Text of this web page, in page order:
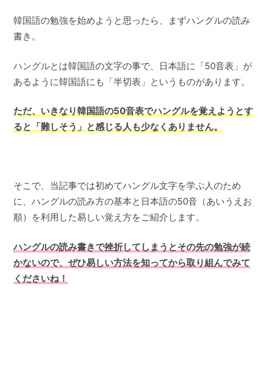
韓国語の勉強を始めようと思ったら、まずハングルの読み
書き。
ハングルとは韓国語の文字の事で、日本語に「50音表」が
あるように韓国語にも「半切表」というものがあります。
ただ、いきなり韓国語の50音表でハングルを覚えようとす
ると「難しそう」と感じる人も少なくありません。
そこで、当記事では初めてハングル文字を学ぶ人のため
に、ハングルの読み方の基本と日本語の50音（あいうえお
順）を利用した易しい覚え方をご紹介します。
ハングルの読み書きで挫折してしまうとその先の勉強が続
かないので、ぜひ易しい方法を知ってから取り組んでみて
くださいね！